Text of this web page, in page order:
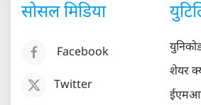
सोसल मिडिया
Facebook
Twitter
शेयर